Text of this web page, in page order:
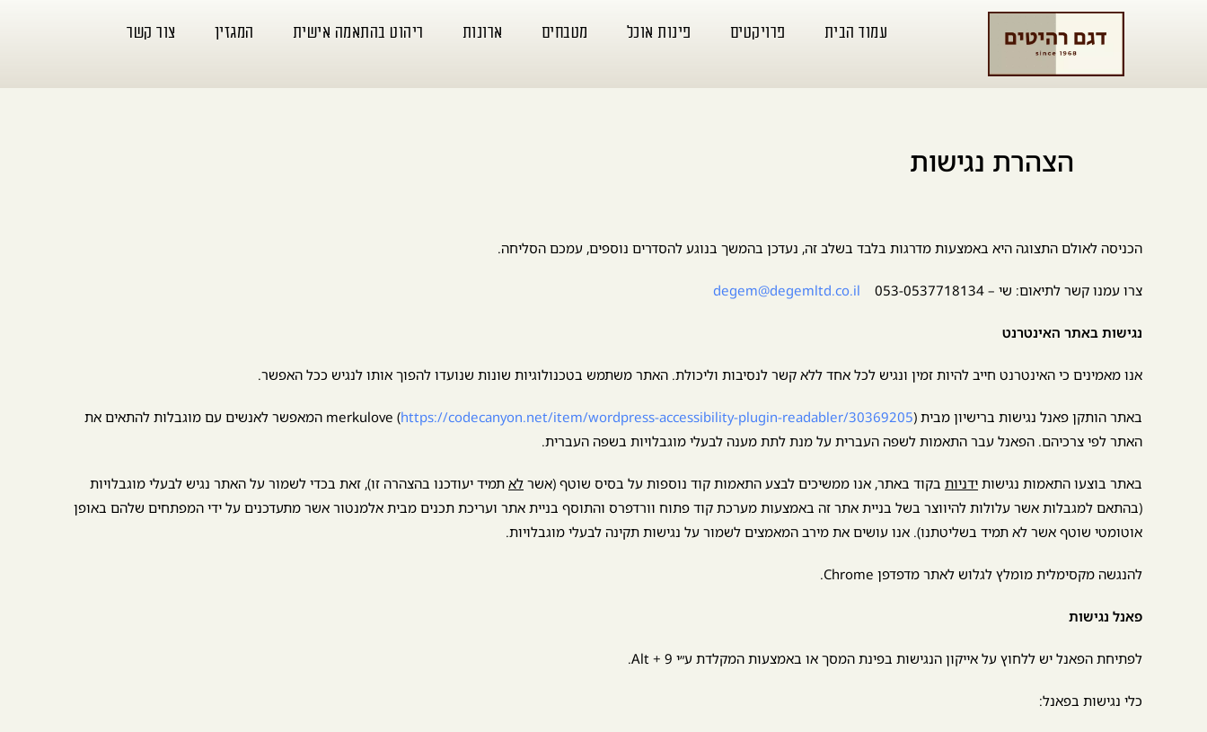
עמוד הבית פרויקטים פינות אוכל מטבחים ארונות ריהוט בהתאמה אישית המגזין צור קשר
הצהרת נגישות
הכניסה לאולם התצוגה היא באמצעות מדרגות בלבד בשלב זה, נעדכן בהמשך בנוגע להסדרים נוספים, עמכם הסליחה.
צרו עמנו קשר לתיאום: שי – 053-0537718134 degem@degemltd.co.il
נגישות באתר האינטרנט
אנו מאמינים כי האינטרנט חייב להיות זמין ונגיש לכל אחד ללא קשר לנסיבות וליכולת. האתר משתמש בטכנולוגיות שונות שנועדו להפוך אותו לנגיש ככל האפשר.
באתר הותקן פאנל נגישות ברישיון מבית merkulove ( https://codecanyon.net/item/wordpress-accessibility-plugin-readabler/30369205
) המאפשר לאנשים עם מוגבלות להתאים את
האתר לפי צרכיהם. הפאנל עבר התאמות לשפה העברית על מנת לתת מענה לבעלי מוגבלויות בשפה העברית.
באתר בוצעו התאמות נגישות ידניות בקוד באתר, אנו ממשיכים לבצע התאמות קוד נוספות על בסיס שוטף (אשר לא תמיד יעודכנו בהצהרה זו), זאת בכדי לשמור על האתר נגיש לבעלי מוגבלויות
(בהתאם למגבלות אשר עלולות להיווצר בשל בניית אתר זה באמצעות מערכת קוד פתוח וורדפרס והתוסף בניית אתר ועריכת תכנים מבית אלמנטור אשר מתעדכנים על ידי המפתחים שלהם באופן
אוטומטי שוטף אשר לא תמיד בשליטתנו). אנו עושים את מירב המאמצים לשמור על נגישות תקינה לבעלי מוגבלויות.
להנגשה מקסימלית מומלץ לגלוש לאתר מדפדפן Chrome.
פאנל נגישות
לפתיחת הפאנל יש ללחוץ על אייקון הנגישות בפינת המסך או באמצעות המקלדת ע״י Alt + 9.
כלי נגישות בפאנל: